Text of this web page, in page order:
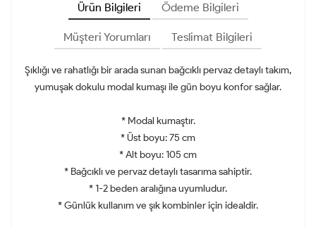
Ürün Bilgileri Ödeme Bilgileri
Müşteri Yorumları Teslimat Bilgileri
Şıklığı ve rahatlığı bir arada sunan bağcıklı pervaz detaylı takım,
yumuşak dokulu modal kumaşı ile gün boyu konfor sağlar.
* Modal kumaştır.
* Üst boyu: 75 cm
* Alt boyu: 105 cm
* Bağcıklı ve pervaz detaylı tasarıma sahiptir.
* 1-2 beden aralığına uyumludur.
* Günlük kullanım ve şık kombinler için idealdir.